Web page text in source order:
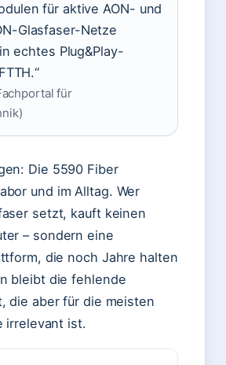
für aktive AON- und
Glasfaser-Netze
echtes Plug&Play-
für
Die 5590 Fiber
und im Alltag. Wer
setzt, kauft keinen
– sondern eine
die noch Jahre halten
bleibt die fehlende
die aber für die meisten
irrelevant ist.